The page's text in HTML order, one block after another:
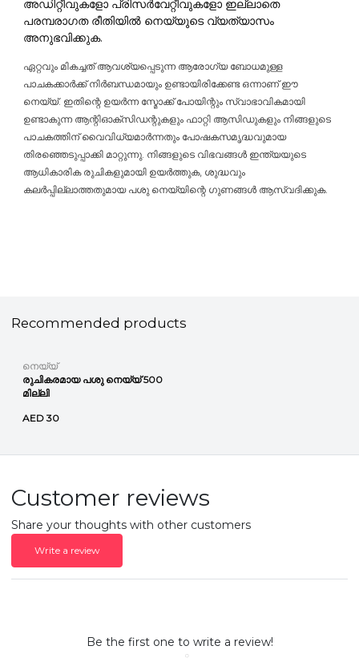
അഡിറ്റീവുകളോ പ്രിസർവേറ്റീവുകളോ ഇല്ലാതെ
പരമ്പരാഗത രീതിയിൽ നെയ്യുടെ വ്യത്യാസം
അനുഭവിക്കുക.
ഏറ്റവും മികച്ചത് ആവശ്യപ്പെടുന്ന ആരോഗ്യ ബോധമുള്ള
പാചകക്കാർക്ക് നിർബന്ധമായും ഉണ്ടായിരിക്കേണ്ട ഒന്നാണ് ഈ
നെയ്യ്. ഇതിന്റെ ഉയർന്ന സ്മോക്ക് പോയിന്റും സ്വാഭാവികമായി
ഉണ്ടാകുന്ന ആന്റിഓക്സിഡന്റുകളും ഫാറ്റി ആസിഡുകളും നിങ്ങളുടെ
പാചകത്തിന് വൈവിധ്യമാർന്നതും പോഷകസമൃദ്ധവുമായ
തിരഞ്ഞെടുപ്പാക്കി മാറ്റുന്നു. നിങ്ങളുടെ വിഭവങ്ങൾ ഇന്ത്യയുടെ
ആധികാരിക രുചികളുമായി ഉയർത്തുക, ശുദ്ധവും
കലർപ്പില്ലാത്തതുമായ പശു നെയ്യിന്റെ ഗുണങ്ങൾ ആസ്വദിക്കുക.
Recommended products
നെയ്യ്
രുചികരമായ പശു നെയ്യ് 500
മില്ലി
AED 30
Customer reviews
Share your thoughts with other customers
Write a review
Be the first one to write a review!